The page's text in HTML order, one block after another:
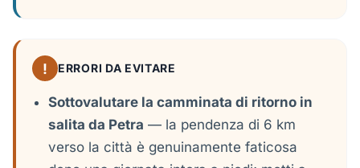
! ERRORI DA EVITARE
Sottovalutare la camminata di ritorno in
salita da Petra — la pendenza di 6 km
verso la città è genuinamente faticosa